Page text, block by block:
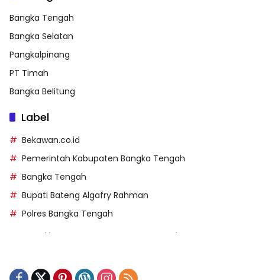
Bangka Tengah
Bangka Selatan
Pangkalpinang
PT Timah
Bangka Belitung
Label
Bekawan.co.id
Pemerintah Kabupaten Bangka Tengah
Bangka Tengah
Bupati Bateng Algafry Rahman
Polres Bangka Tengah
https://kecsitim.sitarokab.go.id/